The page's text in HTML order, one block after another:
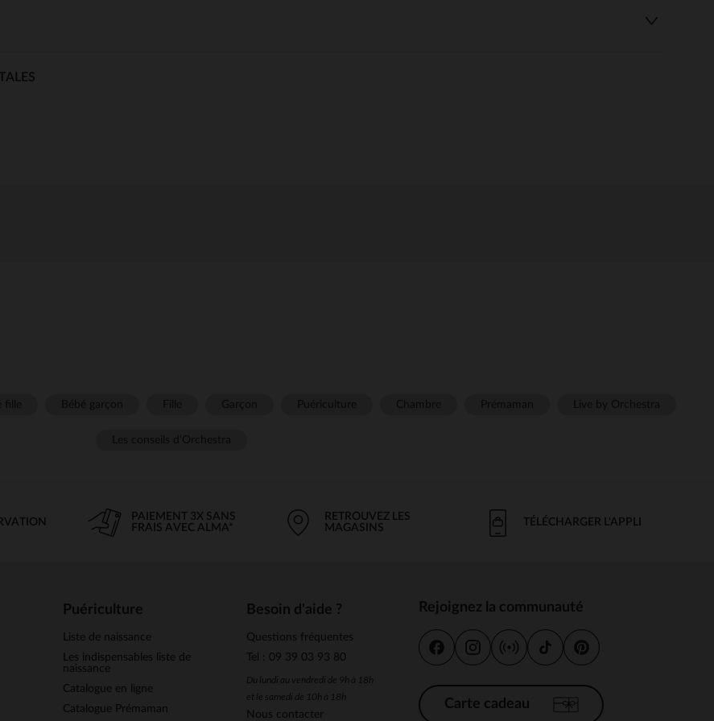
PAIEMENT 3X SANS
FRAIS AVEC ALMA*
RETROUVEZ LES
MAGASINS
TÉLÉCHARGER L'APPLI
Puériculture
Liste de naissance
Les indispensables liste de
naissance
Catalogue en ligne
Catalogue Prémaman
Besoin d'aide ?
Questions fréquentes
Tel : 09 39 03 93 80
Du lundi au vendredi de 9h à 18h
et le samedi de 10h à 18h
Nous contacter
Rejoignez la communauté
Carte cadeau